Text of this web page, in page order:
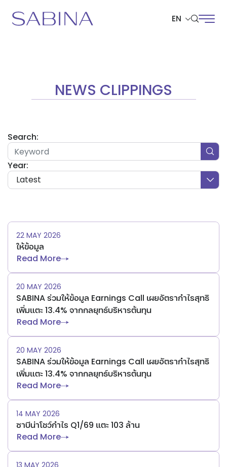
EN
NEWS CLIPPINGS
Search:
Year:
Latest
22 MAY 2026
ให้ข้อมูล
Read More
20 MAY 2026
SABINA ร่วมให้ข้อมูล Earnings Call เผยอัตรากำไรสุทธิ
เพิ่มแตะ 13.4% จากกลยุทธ์บริหารต้นทุน
Read More
20 MAY 2026
SABINA ร่วมให้ข้อมูล Earnings Call เผยอัตรากำไรสุทธิ
เพิ่มแตะ 13.4% จากกลยุทธ์บริหารต้นทุน
Read More
14 MAY 2026
ซาบีน่าโชว์กำไร Q1/69 แตะ 103 ล้าน
Read More
13 MAY 2026